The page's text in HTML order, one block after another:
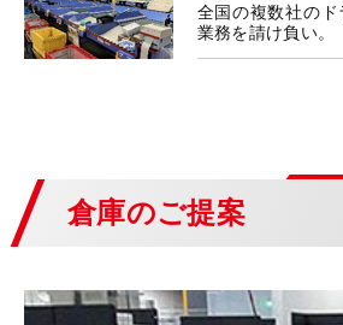
全国の複数社の
業務を請け負い。
倉庫のご提案